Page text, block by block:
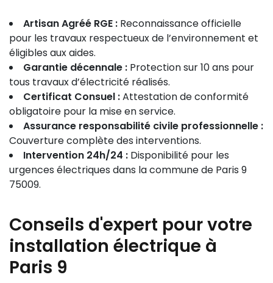
Artisan Agréé RGE : Reconnaissance officielle
pour les travaux respectueux de l’environnement et
éligibles aux aides.
Garantie décennale : Protection sur 10 ans pour
tous travaux d’électricité réalisés.
Certificat Consuel :Attestation de conformité
obligatoire pour la mise en service.
Assurance responsabilité civile professionnelle :
Couverture complète des interventions.
Intervention 24h/24 : Disponibilité pour les
urgences électriques dans la commune de Paris 9
75009.
Conseils d'expert pour votre
installation électrique à
Paris 9